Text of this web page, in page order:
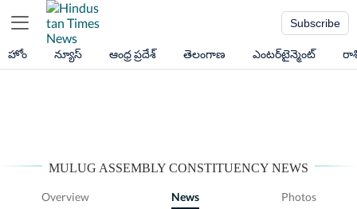
Subscribe
హోం న్యూస్ ఆంధ్ర ప్రదేశ్ తెలంగాణ ఎంటర్‌టైన్మెంట్
MULUG ASSEMBLY CONSTITUENCY NEWS
Overview News Photos